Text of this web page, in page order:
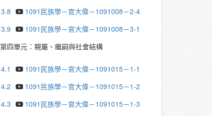
3.8
1091民族學－官大偉－1091008－2-4
3.9
1091民族學－官大偉－1091008－3-1
第四單元：親屬、繼嗣與社會結構
4.1
1091民族學－官大偉－1091015－1-1
4.2
1091民族學－官大偉－1091015－1-2
4.3
1091民族學－官大偉－1091015－1-3